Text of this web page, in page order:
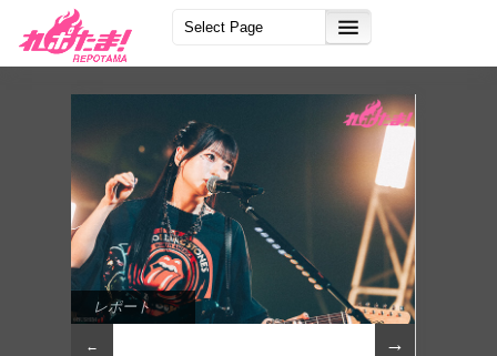
レポート
← →